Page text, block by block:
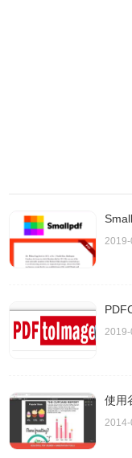
3、点击要是有的功
使用